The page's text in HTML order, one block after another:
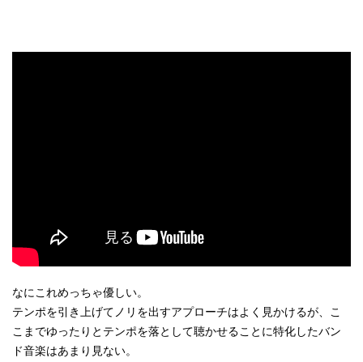
なにこれめっちゃ優しい。
テンポを引き上げてノリを出すアプローチはよく見かけるが、こ
こまでゆったりとテンポを落として聴かせることに特化したバン
ド音楽はあまり見ない。